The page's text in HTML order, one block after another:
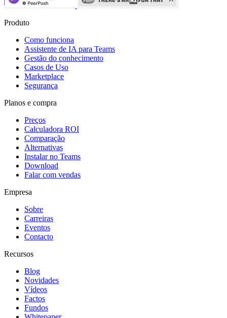
Produto
Como funciona
Assistente de IA para Teams
Gestão do conhecimento
Casos de Uso
Marketplace
Segurança
Planos e compra
Preços
Calculadora ROI
Comparação
Alternativas
Instalar no Teams
Download
Falar com vendas
Empresa
Sobre
Carreiras
Eventos
Contacto
Recursos
Blog
Novidades
Vídeos
Factos
Fundos